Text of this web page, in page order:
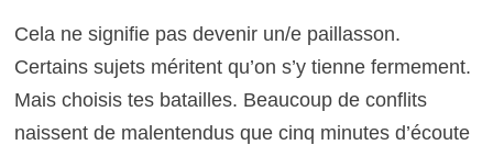
Cela ne signifie pas devenir un/e paillasson.
Certains sujets méritent qu’on s’y tienne fermement.
Mais choisis tes batailles. Beaucoup de conflits
naissent de malentendus que cinq minutes d’écoute